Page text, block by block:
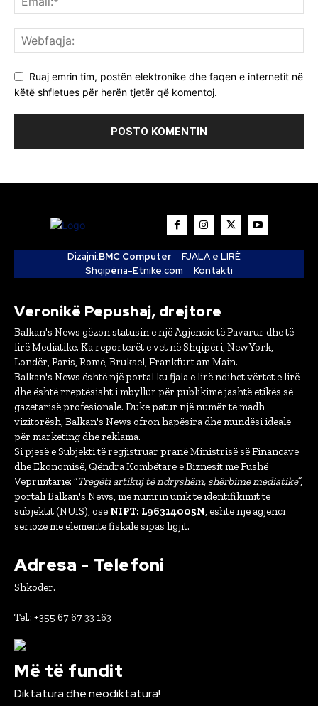
Ruaj emrin tim, postën elektronike dhe faqen e internetit në
këtë shfletues për herën tjetër që komentoj.
Dizajni:BMC Computer
FJALA e LIRË
Shqipëria-Etnike.com
Kontakti
Veronikë Pepushaj, drejtore
Balkan's News gëzon statusin e një Agjencie të Pavarur dhe të
lirë Mediatike. Ka reporterët e vet në Shqipëri, New York,
Londër, Paris, Romë, Bruksel, Frankfurt am Main.
Balkan's News është një portal ku fjala e lirë ndihet vërtet e lirë
dhe është rreptësisht i mbyllur për publikime jashtë etikës së
gazetarisë profesionale. Duke patur një numër të madh
vizitorësh, Balkan's News ofron hapësira dhe mundësi ideale
për marketing dhe reklama.
Si pjesë e Subjekti të regjistruar pranë Ministrisë së Financave
dhe Ekonomisë, Qëndra Kombëtare e Biznesit me Fushë
Veprimtarie: “Tregëti artikuj të ndryshëm, shërbime mediatike”,
portali Balkan's News, me numrin unik të identifikimit të
subjektit (NUIS), ose NIPT: L96314005N, është një agjenci
serioze me elementë fiskalë sipas ligjit.
Adresa - Telefoni
Shkoder.
Tel.: +355 67 67 33 163
Më të fundit
Diktatura dhe neodiktatura!